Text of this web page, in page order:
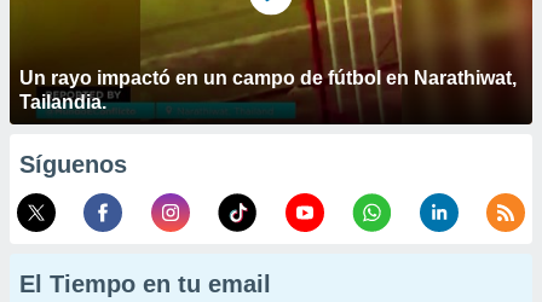
Un rayo impactó en un campo de fútbol en Narathiwat,
Tailandia.
Síguenos
El Tiempo en tu email